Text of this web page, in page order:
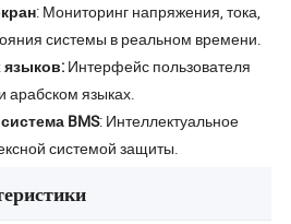
: Мониторинг напряжения, тока,
системы в реальном времени.
языков: Интерфейс пользователя
арабском языках.
BMS: Интеллектуальное
системой защиты.